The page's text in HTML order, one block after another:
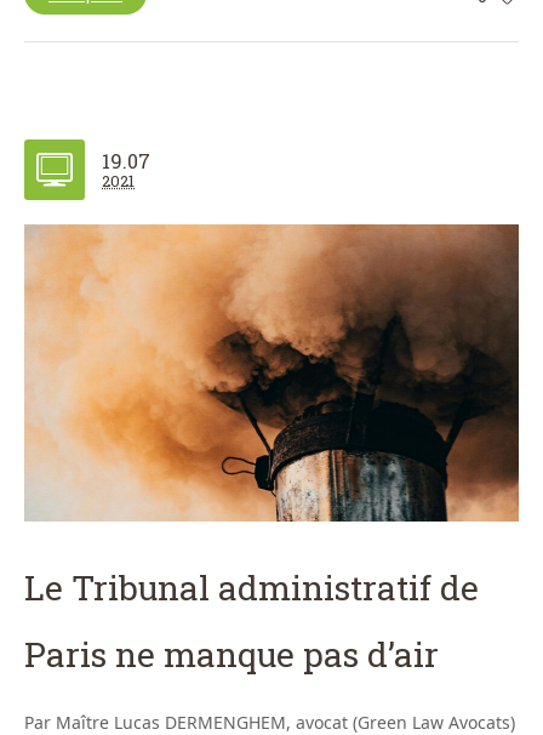
19.07
2021
Le Tribunal administratif de
Paris ne manque pas d’air
Par Maître Lucas DERMENGHEM, avocat (Green Law Avocats)